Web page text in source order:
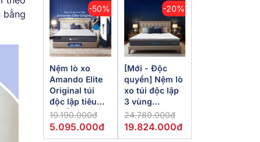
bằng
-50%
Nệm lò xo
Amando Elite
Original túi
độc lập tiêu
chuẩn khách
sạn 5 sao dày
10.190.000đ
5.095.000đ
-20%
[Mới - Độc
quyền] Nệm lò
xo túi độc lập
3 vùng
Dunlopillo
de.Stress
24.780.000đ
19.824.000đ